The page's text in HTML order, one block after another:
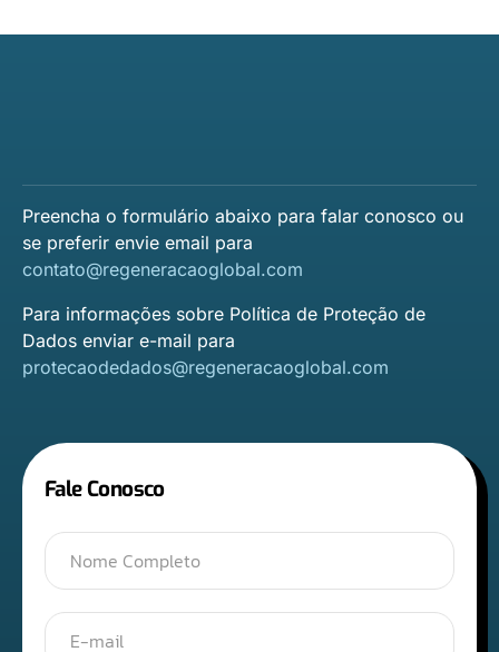
Preencha o formulário abaixo para falar conosco ou
se preferir envie email para
contato@regeneracaoglobal.com
Para informações sobre Política de Proteção de
Dados enviar e-mail para
protecaodedados@regeneracaoglobal.com
Fale Conosco